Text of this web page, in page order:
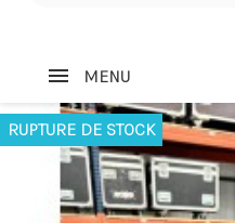
MENU
RUPTURE DE STOCK